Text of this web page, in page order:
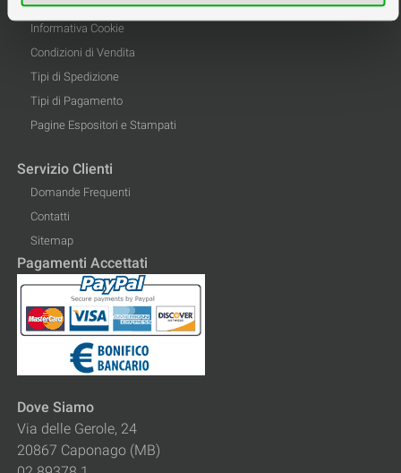
Privacy
Informativa Cookie
Condizioni di Vendita
Tipi di Spedizione
Tipi di Pagamento
Pagine Espositori e Stampati
Servizio Clienti
Domande Frequenti
Contatti
Sitemap
Pagamenti Accettati
Dove Siamo
Via delle Gerole, 24
20867 Caponago (MB)